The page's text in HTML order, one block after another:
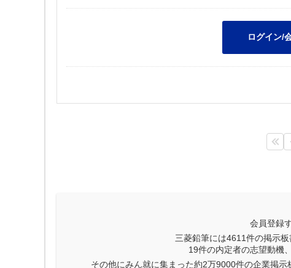
会員登録
三菱鉛筆には4611件の掲示
19件の内定者の志望動機、
その他にみん就に集まった約2万9000件の企業掲